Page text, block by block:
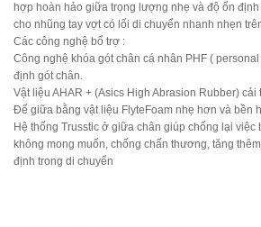
hợp hoàn hảo giữa trọng lượng nhẹ và độ ổn
cho nhũng tay vợt có lối di chuyển nhanh nhẹn
Các công nghệ bổ trợ :
Công nghệ khóa gót chân cá nhân PHF (
định gót chân.
Vật liệu AHAR + (Asics High Abrasion Rubber) cải
Đế giữa bằng vật liệu FlyteFoam nhẹ hơn và bền
Hệ thống Trusstic ở giữa chân giúp chống lại việc
không mong muốn, chống chấn thương, tăng
định trong di chuyển